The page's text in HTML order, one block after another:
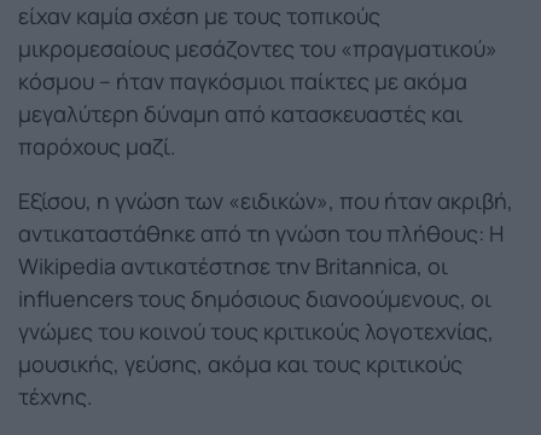
είχαν καμία σχέση με τους τοπικούς
μικρομεσαίους μεσάζοντες του «πραγματικού»
κόσμου – ήταν παγκόσμιοι παίκτες με ακόμα
μεγαλύτερη δύναμη από κατασκευαστές και
παρόχους μαζί.
Εξίσου, η γνώση των «ειδικών», που ήταν ακριβή,
αντικαταστάθηκε από τη γνώση του πλήθους: Η
Wikipedia αντικατέστησε την Britannica, οι
influencers τους δημόσιους διανοούμενους, οι
γνώμες του κοινού τους κριτικούς λογοτεχνίας,
μουσικής, γεύσης, ακόμα και τους κριτικούς
τέχνης.